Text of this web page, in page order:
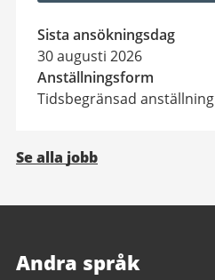
Sista ansökningsdag
30 augusti 2026
Anställningsform
Tidsbegränsad anställning
Se alla jobb
Andra språk